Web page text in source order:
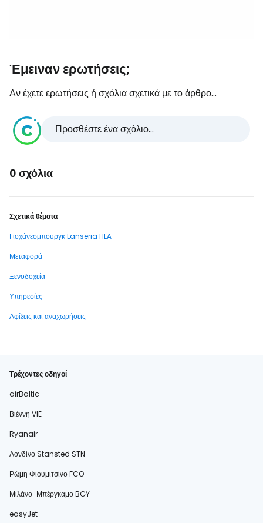
Έμειναν ερωτήσεις;
Αν έχετε ερωτήσεις ή σχόλια σχετικά με το άρθρο...
Προσθέστε ένα σχόλιο...
0 σχόλια
Σχετικά θέματα
Γιοχάνεσμπουργκ Lanseria HLA
Μεταφορά
Ξενοδοχεία
Υπηρεσίες
Αφίξεις και αναχωρήσεις
Τρέχοντες οδηγοί
airBaltic
Βιέννη VIE
Ryanair
Λονδίνο Stansted STN
Ρώμη Φιουμιτσίνο FCO
Μιλάνο-Μπέργκαμο BGY
easyJet